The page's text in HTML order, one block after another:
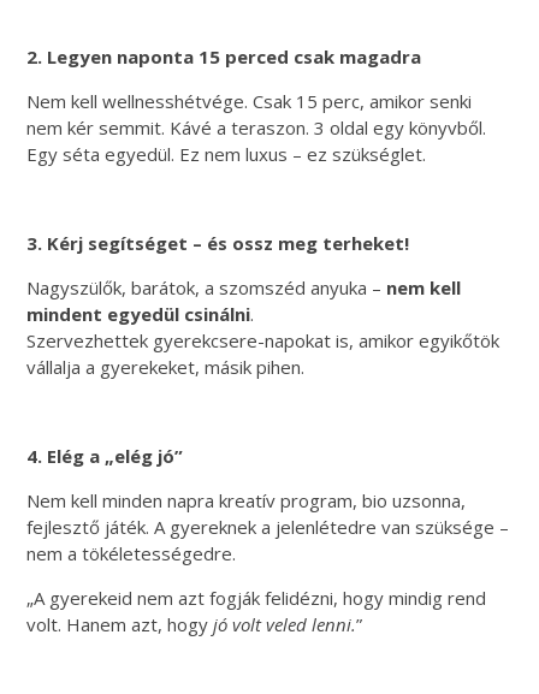
2. Legyen naponta 15 perced csak magadra
Nem kell wellnesshétvége. Csak 15 perc, amikor senki
nem kér semmit. Kávé a teraszon. 3 oldal egy könyvből.
Egy séta egyedül. Ez nem luxus – ez szükséglet.
3. Kérj segítséget – és ossz meg terheket!
Nagyszülők, barátok, a szomszéd anyuka – nem kell
mindent egyedül csinálni.
Szervezhettek gyerekcsere-napokat is, amikor egyikőtök
vállalja a gyerekeket, másik pihen.
4. Elég a „elég jó”
Nem kell minden napra kreatív program, bio uzsonna,
fejlesztő játék. A gyereknek a jelenlétedre van szüksége –
nem a tökéletességedre.
„A gyerekeid nem azt fogják felidézni, hogy mindig rend
volt. Hanem azt, hogyjó volt veled lenni.”